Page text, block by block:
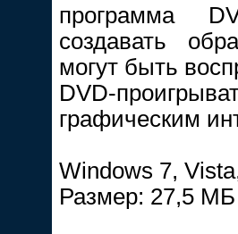
программа
создавать
могут быть
DVD-
графическим
Windows 7,
Размер: 27,5 МБ